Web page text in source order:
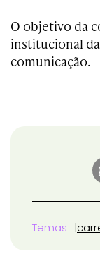
O objetivo da
institucional da
comunicação.
Temas